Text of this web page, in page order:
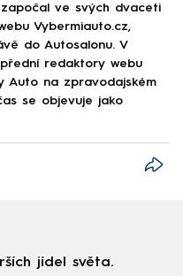
ve svých dvaceti
Vybermiauto.cz,
do Autosalonu. V
redaktory webu
Auto na zpravodajském
se objevuje jako
jídel světa.